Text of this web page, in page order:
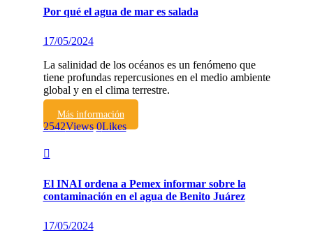
Por qué el agua de mar es salada
17/05/2024
La salinidad de los océanos es un fenómeno que
tiene profundas repercusiones en el medio ambiente
global y en el clima terrestre.
Más información
2542Views 0Likes
El INAI ordena a Pemex informar sobre la
contaminación en el agua de Benito Juárez
17/05/2024